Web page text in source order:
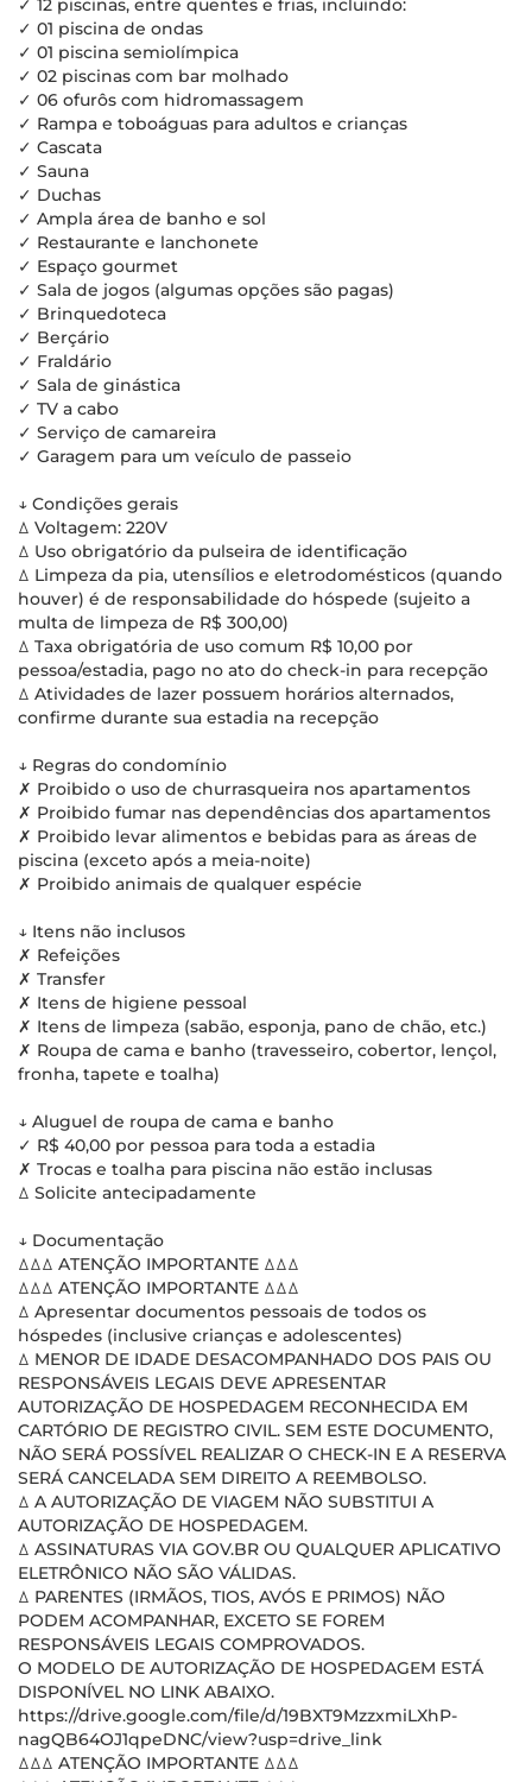
✓ 12 piscinas, entre quentes e frias, incluindo:
✓ 01 piscina de ondas
✓ 01 piscina semiolímpica
✓ 02 piscinas com bar molhado
✓ 06 ofurôs com hidromassagem
✓ Rampa e toboáguas para adultos e crianças
✓ Cascata
✓ Sauna
✓ Duchas
✓ Ampla área de banho e sol
✓ Restaurante e lanchonete
✓ Espaço gourmet
✓ Sala de jogos (algumas opções são pagas)
✓ Brinquedoteca
✓ Berçário
✓ Fraldário
✓ Sala de ginástica
✓ TV a cabo
✓ Serviço de camareira
✓ Garagem para um veículo de passeio
↓ Condições gerais
ꕔ Voltagem: 220V
ꕔ Uso obrigatório da pulseira de identificação
ꕔ Limpeza da pia, utensílios e eletrodomésticos (quando
houver) é de responsabilidade do hóspede (sujeito a
multa de limpeza de R$ 300,00)
ꕔ Taxa obrigatória de uso comum R$ 10,00 por
pessoa/estadia, pago no ato do check-in para recepção
ꕔ Atividades de lazer possuem horários alternados,
confirme durante sua estadia na recepção
↓ Regras do condomínio
✗ Proibido o uso de churrasqueira nos apartamentos
✗ Proibido fumar nas dependências dos apartamentos
✗ Proibido levar alimentos e bebidas para as áreas de
piscina (exceto após a meia-noite)
✗ Proibido animais de qualquer espécie
↓ Itens não inclusos
✗ Refeições
✗ Transfer
✗ Itens de higiene pessoal
✗ Itens de limpeza (sabão, esponja, pano de chão, etc.)
✗ Roupa de cama e banho (travesseiro, cobertor, lençol,
fronha, tapete e toalha)
↓ Aluguel de roupa de cama e banho
✓ R$ 40,00 por pessoa para toda a estadia
✗ Trocas e toalha para piscina não estão inclusas
ꕔ Solicite antecipadamente
↓ Documentação
ꕔꕔꕔ ATENÇÃO IMPORTANTE ꕔꕔꕔ
ꕔꕔꕔ ATENÇÃO IMPORTANTE ꕔꕔꕔ
ꕔ Apresentar documentos pessoais de todos os
hóspedes (inclusive crianças e adolescentes)
ꕔ MENOR DE IDADE DESACOMPANHADO DOS PAIS OU
RESPONSÁVEIS LEGAIS DEVE APRESENTAR
AUTORIZAÇÃO DE HOSPEDAGEM RECONHECIDA EM
CARTÓRIO DE REGISTRO CIVIL. SEM ESTE DOCUMENTO,
NÃO SERÁ POSSÍVEL REALIZAR O CHECK-IN E A RESERVA
SERÁ CANCELADA SEM DIREITO A REEMBOLSO.
ꕔ A AUTORIZAÇÃO DE VIAGEM NÃO SUBSTITUI A
AUTORIZAÇÃO DE HOSPEDAGEM.
ꕔ ASSINATURAS VIA GOV.BR OU QUALQUER APLICATIVO
ELETRÔNICO NÃO SÃO VÁLIDAS.
ꕔ PARENTES (IRMÃOS, TIOS, AVÓS E PRIMOS) NÃO
PODEM ACOMPANHAR, EXCETO SE FOREM
RESPONSÁVEIS LEGAIS COMPROVADOS.
O MODELO DE AUTORIZAÇÃO DE HOSPEDAGEM ESTÁ
DISPONÍVEL NO LINK ABAIXO.
https://drive.google.com/file/d/19BXT9MzzxmiLXhP-
nagQB64OJ1qpeDNC/view?usp=drive_link
ꕔꕔꕔ ATENÇÃO IMPORTANTE ꕔꕔꕔ